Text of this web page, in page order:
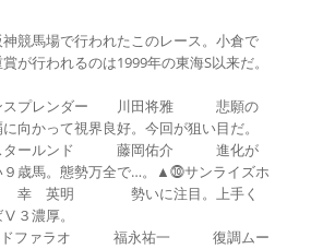
競馬場で行われたこのレース。小倉で
が行われるのは1999年の東海S以来だ。
スプレンダー 川田将雅 悲願の
向かって視界良好。今回が狙い目だ。
タールンド 藤岡佑介 進化が
９歳馬。態勢万全で…。▲⓾サンライズホ
英明 勢いに注目。上手く
３濃厚。
ドファラオ 福永祐一 復調ムー